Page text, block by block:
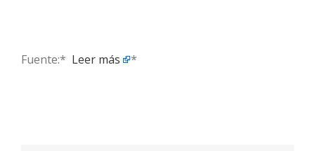
Fuente:* ​ Leer más *